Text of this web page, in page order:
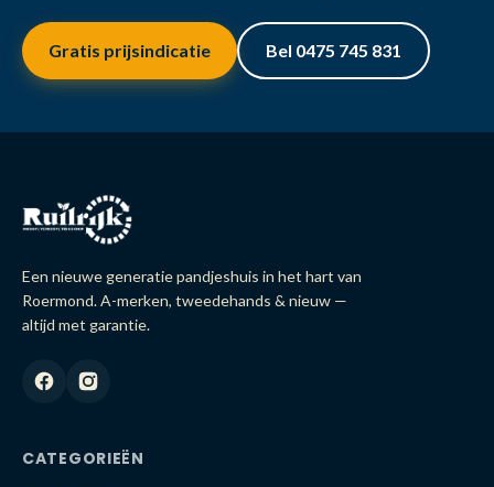
Gratis prijsindicatie Bel 0475 745 831
Een nieuwe generatie pandjeshuis in het hart van
Roermond. A-merken, tweedehands & nieuw —
altijd met garantie.
CATEGORIEËN